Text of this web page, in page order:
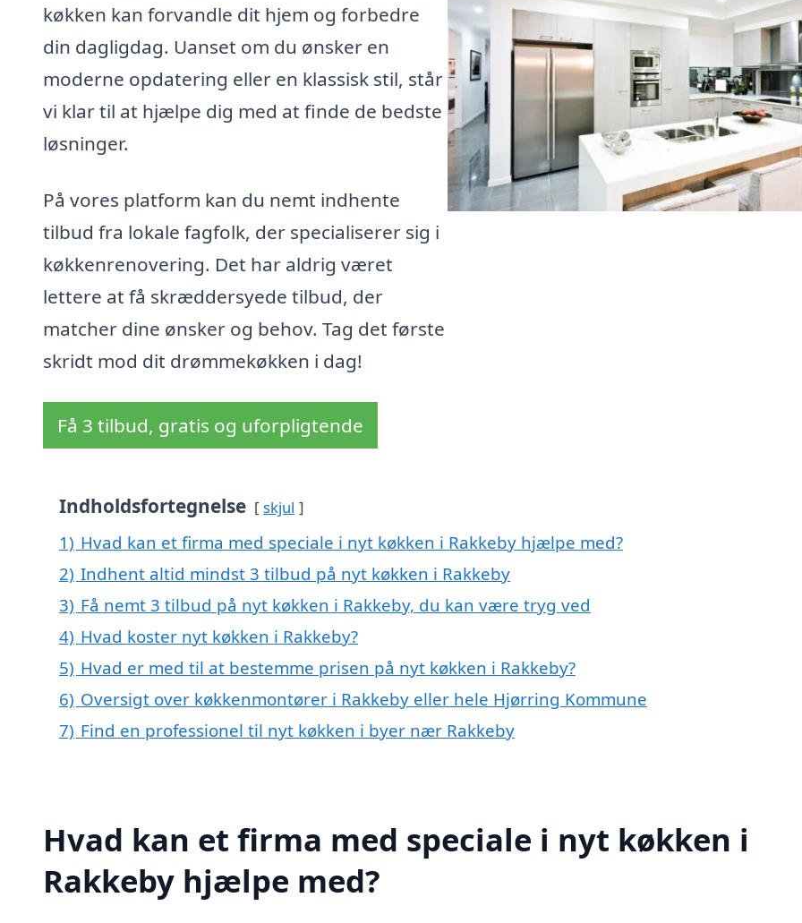
køkken kan forvandle dit hjem og forbedre
din dagligdag. Uanset om du ønsker en
moderne opdatering eller en klassisk stil, står
vi klar til at hjælpe dig med at finde de bedste
løsninger.
På vores platform kan du nemt indhente
tilbud fra lokale fagfolk, der specialiserer sig i
køkkenrenovering. Det har aldrig været
lettere at få skræddersyede tilbud, der
matcher dine ønsker og behov. Tag det første
skridt mod dit drømmekøkken i dag!
Få 3 tilbud, gratis og uforpligtende
Indholdsfortegnelse skjul
1) Hvad kan et firma med speciale i nyt køkken i Rakkeby hjælpe med?
2) Indhent altid mindst 3 tilbud på nyt køkken i Rakkeby
3) Få nemt 3 tilbud på nyt køkken i Rakkeby, du kan være tryg ved
4) Hvad koster nyt køkken i Rakkeby?
5) Hvad er med til at bestemme prisen på nyt køkken i Rakkeby?
6) Oversigt over køkkenmontører i Rakkeby eller hele Hjørring Kommune
7) Find en professionel til nyt køkken i byer nær Rakkeby
Hvad kan et firma med speciale i nyt køkken i
Rakkeby hjælpe med?